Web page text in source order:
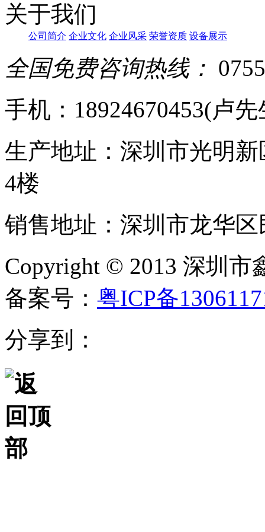
关于我们
公司简介 企业文化 企业风采 荣誉资质 设备展示
全国免费咨询热线：
手机：18924670453(卢
生产地址：深圳市光明
4楼
销售地址：深圳市龙华
Copyright © 2013 深
备案号： 粤ICP备
分享到：